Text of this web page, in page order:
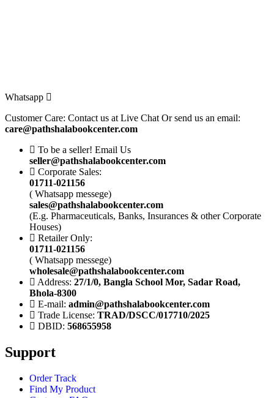
Whatsapp
Customer Care: Contact us at Live Chat Or send us an email:
care@pathshalabookcenter.com
To be a seller! Email Us
seller@pathshalabookcenter.com
Corporate Sales:
01711-021156
( Whatsapp messege)
sales@pathshalabookcenter.com
(E.g. Pharmaceuticals, Banks, Insurances & other Corporate
Houses)
Retailer Only:
01711-021156
( Whatsapp messege)
wholesale@pathshalabookcenter.com
Address: 27/1/0, Bangla School Mor, Sadar Road,
Bhola-8300
E-mail: admin@pathshalabookcenter.com
Trade License: TRAD/DSCC/017710/2025
DBID: 568655958
Support
Order Track
Find My Product